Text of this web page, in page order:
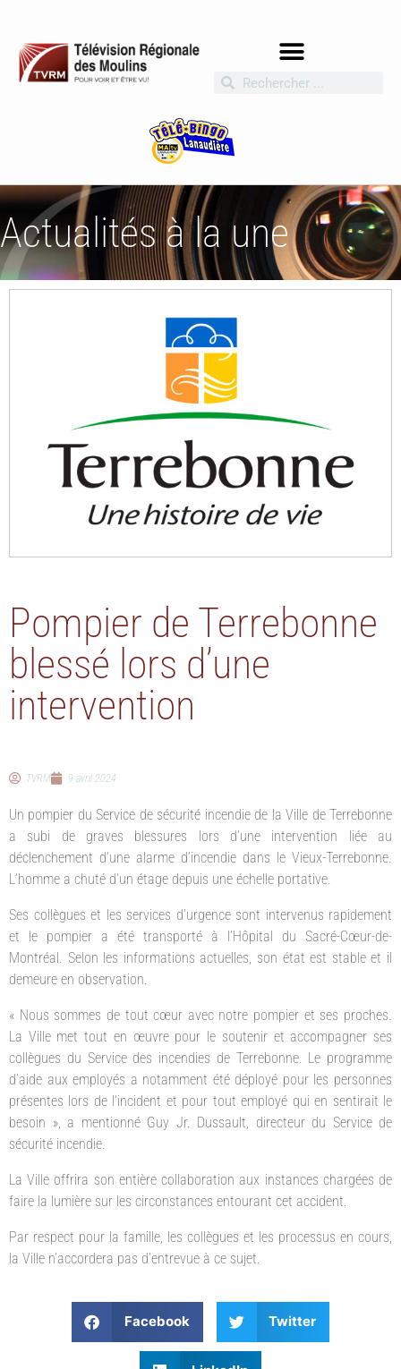
Actualités à la une
Pompier de Terrebonne
blessé lors d’une
intervention
TVRM 9 avril 2024
Un pompier du Service de sécurité incendie de la Ville de Terrebonne
a subi de graves blessures lors d’une intervention liée au
déclenchement d’une alarme d’incendie dans le Vieux-Terrebonne.
L’homme a chuté d’un étage depuis une échelle portative.
Ses collègues et les services d’urgence sont intervenus rapidement
et le pompier a été transporté à l’Hôpital du Sacré-Cœur-de-
Montréal. Selon les informations actuelles, son état est stable et il
demeure en observation.
« Nous sommes de tout cœur avec notre pompier et ses proches.
La Ville met tout en œuvre pour le soutenir et accompagner ses
collègues du Service des incendies de Terrebonne. Le programme
d’aide aux employés a notamment été déployé pour les personnes
présentes lors de l’incident et pour tout employé qui en sentirait le
besoin », a mentionné Guy Jr. Dussault, directeur du Service de
sécurité incendie.
La Ville offrira son entière collaboration aux instances chargées de
faire la lumière sur les circonstances entourant cet accident.
Par respect pour la famille, les collègues et les processus en cours,
la Ville n’accordera pas d’entrevue à ce sujet.
Facebook Twitter